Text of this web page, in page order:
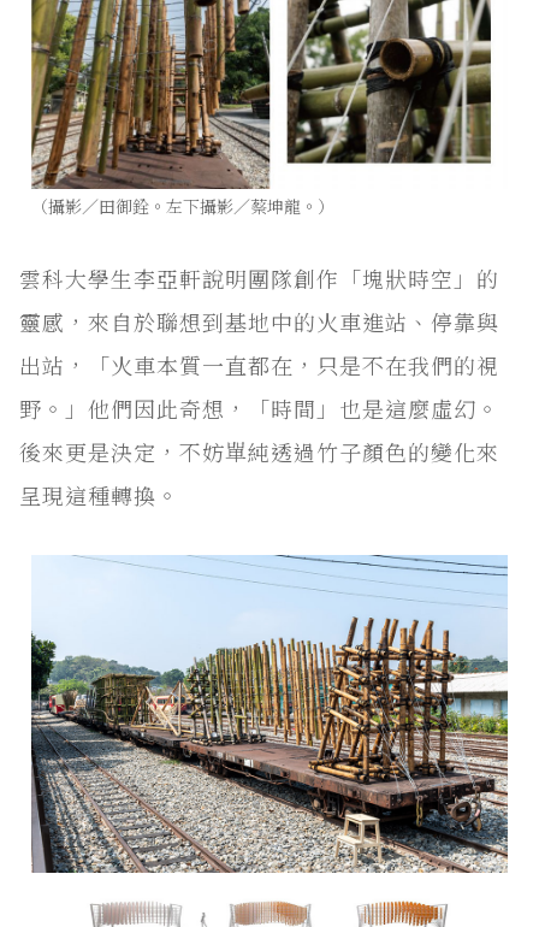
（攝影／田御銓。左下攝影／蔡坤龍。）
雲科大學生李亞軒說明團隊創作「塊狀時空」的
靈感，來自於聯想到基地中的火車進站、停靠與
出站，「火車本質一直都在，只是不在我們的視
野。」他們因此奇想，「時間」也是這麼虛幻。
後來更是決定，不妨單純透過竹子顏色的變化來
呈現這種轉換。